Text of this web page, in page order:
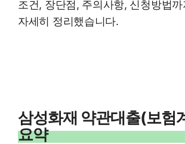
조건, 장단점, 주의사항, 신청방법
자세히 정리했습니다.
삼성화재 약관대출(보험
요약